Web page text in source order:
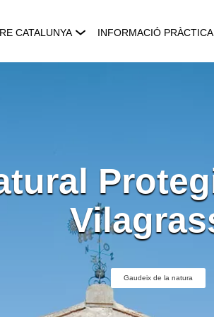
CATALUNYA INFORMACIÓ PRÀCTICA
Gaudeix de la natura